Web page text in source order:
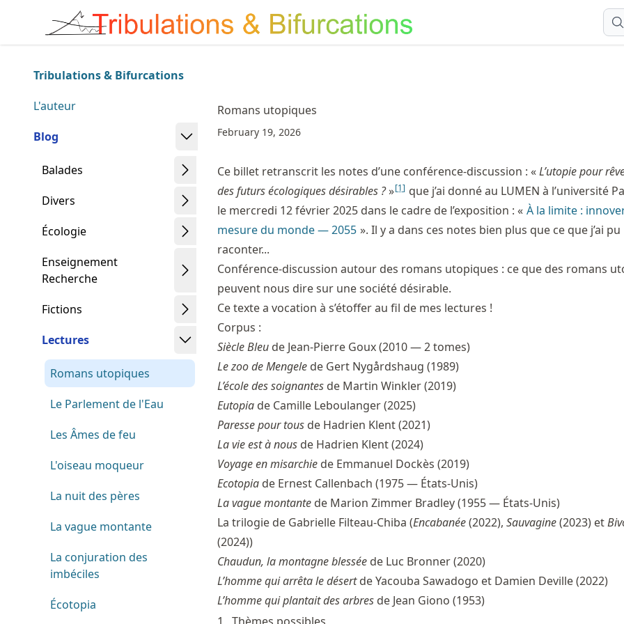
article
content
Made with MyST
Tribulations & Bifurcations
L'auteur
Blog
Balades
Divers
Écologie
Enseignement
Recherche
Fictions
Lectures
Romans utopiques
Le Parlement de l'Eau
Les Âmes de feu
L'oiseau moqueur
La nuit des pères
La vague montante
La conjuration des
imbéciles
Écotopia
Romans utopiques
February 19, 2026
Ce billet retranscrit les notes d’une conférence-discussion : «L’utopie pour
des futurs écologiques désirables ?»[1] que j’ai donné au LUMEN à l’université
le mercredi 12 février 2025 dans le cadre de l’exposition : « À la limite :
mesure du monde — 2055 ». Il y a dans ces notes bien plus que ce que j’ai pu
raconter...
Conférence-discussion autour des romans utopiques : ce que des romans
peuvent nous dire sur une société désirable.
Ce texte a vocation à s’étoffer au fil de mes lectures !
Corpus :
Siècle Bleu de Jean-Pierre Goux (2010 — 2 tomes)
Le zoo de Mengele de Gert Nygårdshaug (1989)
L’école des soignantes de Martin Winkler (2019)
Eutopia de Camille Leboulanger (2025)
Paresse pour tous de Hadrien Klent (2021)
La vie est à nous de Hadrien Klent (2024)
Voyage en misarchie de Emmanuel Dockès (2019)
Ecotopia de Ernest Callenbach (1975 — États-Unis)
La vague montante de Marion Zimmer Bradley (1955 — États-Unis)
La trilogie de Gabrielle Filteau-Chiba (Encabanée(2022), Sauvagine(2023) et
(2024))
Chaudun, la montagne blessée de Luc Bronner (2020)
L’homme qui arrêta le désertde Yacouba Sawadogo et Damien Deville (2022)
L’homme qui plantait des arbres de Jean Giono (1953)